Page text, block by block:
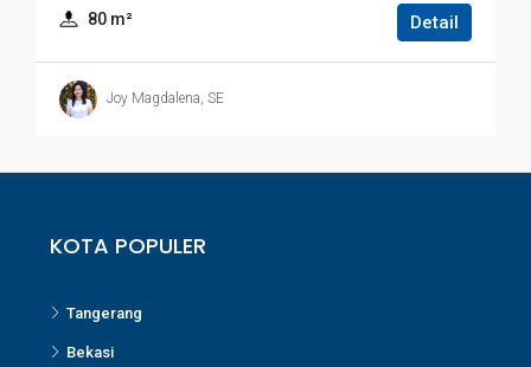
80 m² Detail
Joy Magdalena, SE
KOTA POPULER
Tangerang
Bekasi